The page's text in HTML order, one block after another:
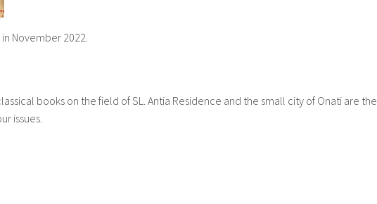
November 2022.
books on the field of SL. Antia Residence and the small city of Onati are the
issues.